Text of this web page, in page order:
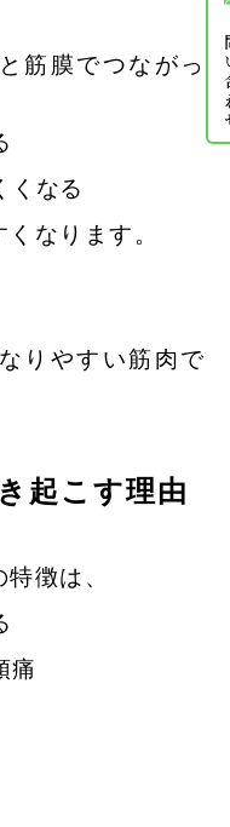
お
筋膜でつながっ
くなる
なります。
りやすい筋肉で
起こす理由
徴は、
痛